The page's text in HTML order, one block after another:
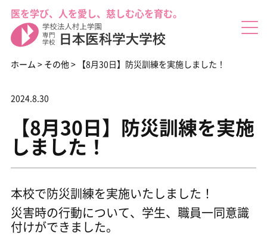
医を学び、人を愛し、慈しむ心を育む。
ました(^^)/
ホーム > その他 > 【8月30日】防災訓練を実施しました！
2024.8.30
【8月30日】防災訓練を実施
しました！
本校で防災訓練を実施いたしました！
災害時の行動について、学生、職員一同意識
付けができました。